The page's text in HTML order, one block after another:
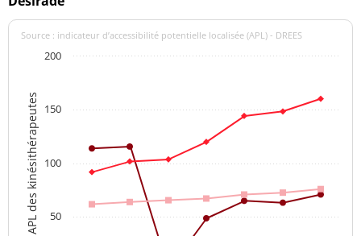
APL des kinésithérapeutes
Source : indicateur d’accessibilité potentielle localisée (APL) - DREES
50
100
150
200